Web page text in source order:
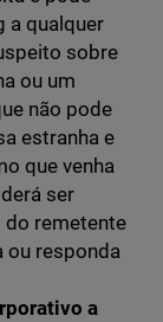
a qualquer
sobre
ou um
não pode
estranha e
que venha
ser
do remetente
ou responda
a